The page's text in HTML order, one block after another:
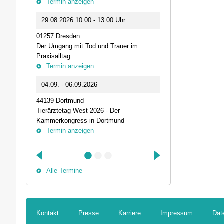
Termin anzeigen
29.08.2026 10:00 - 13:00 Uhr
01257 Dresden
Der Umgang mit Tod und Trauer im
Praxisalltag
Termin anzeigen
04.09. - 06.09.2026
44139 Dortmund
Tierärztetag West 2026 - Der
Kammerkongress in Dortmund
Termin anzeigen
Alle Termine
Kontakt Presse Karriere Impressum